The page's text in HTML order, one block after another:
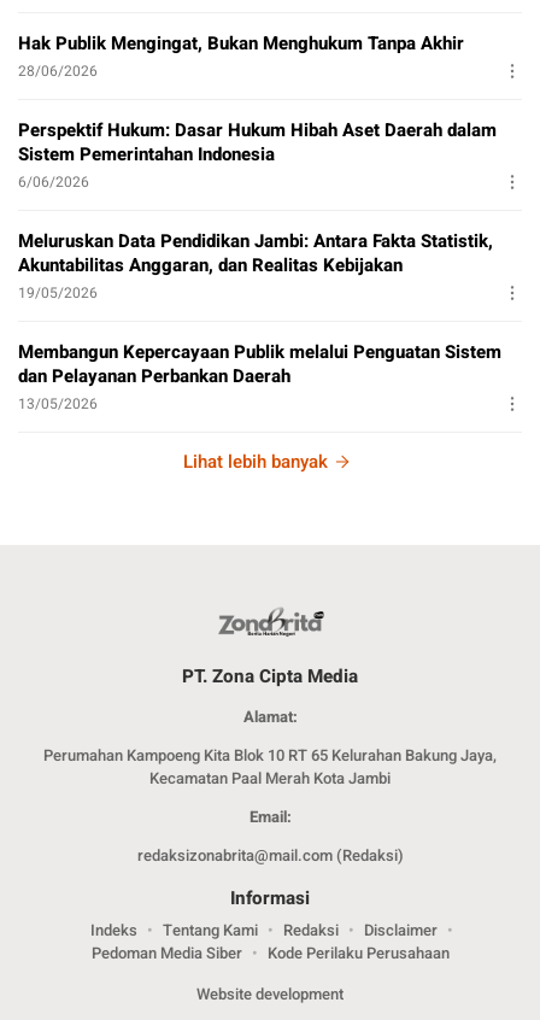
Hak Publik Mengingat, Bukan Menghukum Tanpa Akhir
28/06/2026
Perspektif Hukum: Dasar Hukum Hibah Aset Daerah dalam
Sistem Pemerintahan Indonesia
6/06/2026
Meluruskan Data Pendidikan Jambi: Antara Fakta Statistik,
Akuntabilitas Anggaran, dan Realitas Kebijakan
19/05/2026
Membangun Kepercayaan Publik melalui Penguatan Sistem
dan Pelayanan Perbankan Daerah
13/05/2026
Lihat lebih banyak
PT. Zona Cipta Media
Alamat:
Perumahan Kampoeng Kita Blok 10 RT 65 Kelurahan Bakung Jaya,
Kecamatan Paal Merah Kota Jambi
Email:
redaksizonabrita@mail.com (Redaksi)
Informasi
Indeks Tentang Kami Redaksi
Disclaimer
Pedoman Media Siber
Kode Perilaku Perusahaan
Website development